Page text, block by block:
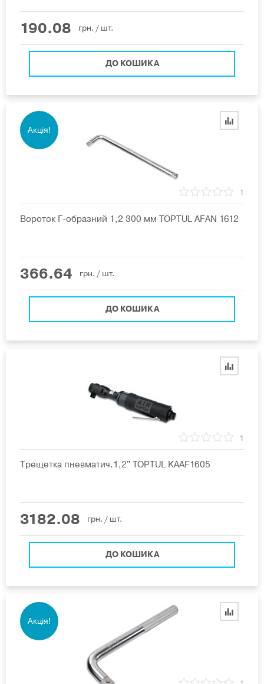
190.08 грн. / шт.
ДО КОШИКА
Акція!
1
Вороток Г-образний 1,2 300 мм TOPTUL AFAN 1612
366.64 грн. / шт.
ДО КОШИКА
1
Трещетка пневматич.1,2" TOPTUL KAAF1605
3182.08 грн. / шт.
ДО КОШИКА
Акція!